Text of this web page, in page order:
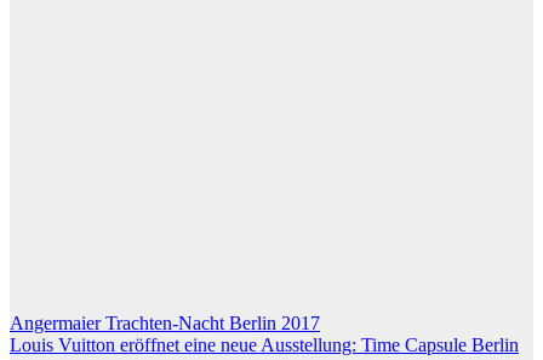
Beitragsnavigation
Angermaier Trachten-Nacht Berlin 2017
Louis Vuitton eröffnet eine neue Ausstellung: Time Capsule Berlin